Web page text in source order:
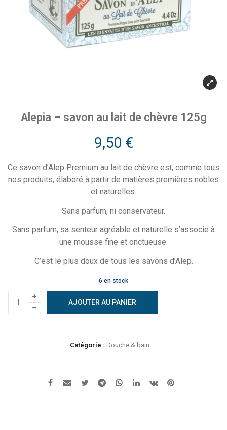
Alepia – savon au lait de chèvre 125g
9,50 €
Ce savon d’Alep Premium au lait de chèvre est, comme tous
nos produits, élaboré à partir de matières premières nobles
et naturelles.
Sans parfum, ni conservateur.
Sans parfum, sa senteur agréable et naturelle s’associe à
une mousse fine et onctueuse.
C’est le plus doux de tous les savons d’Alep.
6 en stock
quantité
de
AJOUTER AU PANIER
Catégorie : Douche & bain